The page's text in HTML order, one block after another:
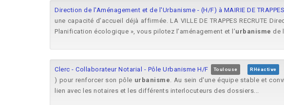
Direction de l'Aménagement et de l'Urbanisme - (H/F) à MAIRIE DE TRAPPES
une capacité d’accueil déjà affirmée. LA VILLE DE TRAPPES RECRUTE
Planification écologique », vous pilotez l’aménagement et l’urbanisme de
Clerc - Collaborateur Notarial - Pôle Urbanisme H/F Toulouse RHéactive
) pour renforcer son pôle urbanisme. Au sein d'une équipe stable et
lien avec les notaires et les différents interlocuteurs des dossiers...